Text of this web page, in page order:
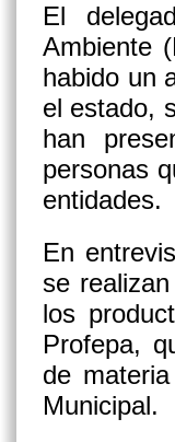
El
Ambiente
habido un
el estado,
han
personas
entidades.
En
se
los
Profepa,
de
Municipal.